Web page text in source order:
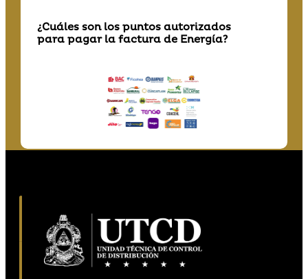
¿Cuáles son los puntos autorizados
para pagar la factura de Energía?